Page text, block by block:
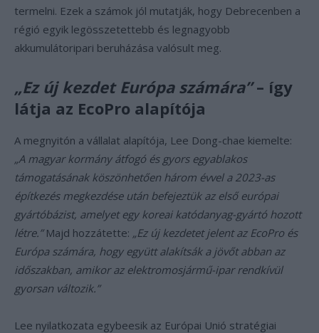
termelni. Ezek a számok jól mutatják, hogy Debrecenben a
régió egyik legösszetettebb és legnagyobb
akkumulátoripari beruházása valósult meg.
„Ez új kezdet Európa számára”– így
látja az EcoPro alapítója
A megnyitón a vállalat alapítója, Lee Dong-chae kiemelte:
„A magyar kormány átfogó és gyors egyablakos
támogatásának köszönhetően három évvel a 2023-as
építkezés megkezdése után befejeztük az első európai
gyártóbázist, amelyet egy koreai katódanyag-gyártó hozott
létre.”Majd hozzátette: „Ez új kezdetet jelent az EcoPro és
Európa számára, hogy együtt alakítsák a jövőt abban az
időszakban, amikor az elektromosjármű-ipar rendkívül
gyorsan változik.”
Lee nyilatkozata egybeesik az Európai Unió stratégiai